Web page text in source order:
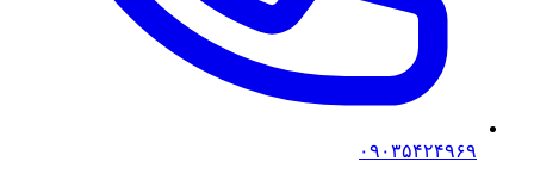
۰۹۰۳۵۴۲۴۹۶۹